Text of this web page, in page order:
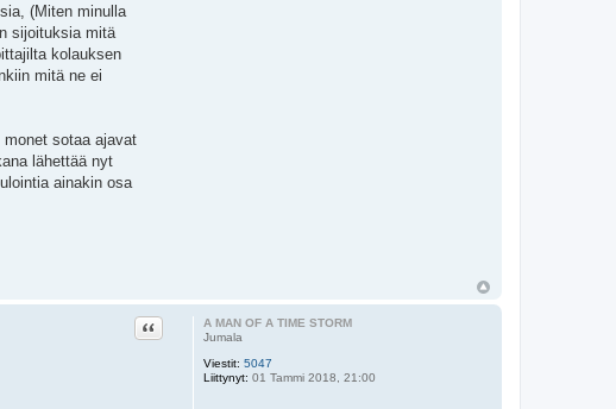
(Miten minulla
sijoituksia mitä
kolauksen
mitä ne ei
sotaa ajavat
lähettää nyt
ainakin osa
A MAN OF A TIME STORM
Jumala
Viestit: 5047
Liittynyt: 01 Tammi 2018, 21:00
Lainaa